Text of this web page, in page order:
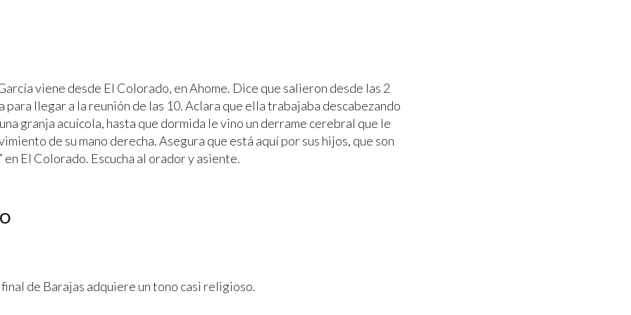
viene desde El Colorado, en Ahome. Dice que salieron desde las 2
para llegar a la reunión de las 10. Aclara que ella trabajaba descabezando
granja acuícola, hasta que dormida le vino un derrame cerebral que le
de su mano derecha. Asegura que está aquí por sus hijos, que son
en El Colorado. Escucha al orador y asiente.
de Barajas adquiere un tono casi religioso.